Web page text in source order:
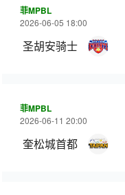
菲MPBL
2026-06-05 18:00
圣胡安骑士
菲MPBL
2026-06-11 20:00
奎松城首都